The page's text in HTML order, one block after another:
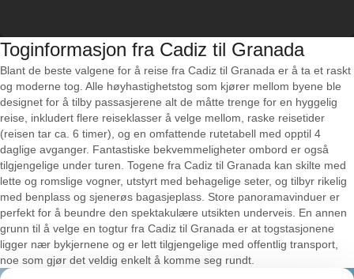
Toginformasjon fra Cadiz til Granada
Blant de beste valgene for å reise fra Cadiz til Granada er å ta et raskt
og moderne tog. Alle høyhastighetstog som kjører mellom byene ble
designet for å tilby passasjerene alt de måtte trenge for en hyggelig
reise, inkludert flere reiseklasser å velge mellom, raske reisetider
(reisen tar ca. 6 timer), og en omfattende rutetabell med opptil 4
daglige avganger. Fantastiske bekvemmeligheter ombord er også
tilgjengelige under turen. Togene fra Cadiz til Granada kan skilte med
lette og romslige vogner, utstyrt med behagelige seter, og tilbyr rikelig
med benplass og sjenerøs bagasjeplass. Store panoramavinduer er
perfekt for å beundre den spektakulære utsikten underveis. En annen
grunn til å velge en togtur fra Cadiz til Granada er at togstasjonene
ligger nær bykjernene og er lett tilgjengelige med offentlig transport,
noe som gjør det veldig enkelt å komme seg rundt.